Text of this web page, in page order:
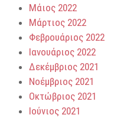
Μάιος 2022
Μάρτιος 2022
Φεβρουάριος 2022
Ιανουάριος 2022
Δεκέμβριος 2021
Νοέμβριος 2021
Οκτώβριος 2021
Ιούνιος 2021